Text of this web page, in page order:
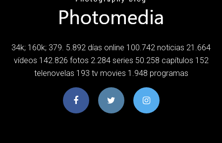
34k; 160k; 379. 5.892 días online 100.742 noticias 21.664
vídeos 142.826 fotos 2.284 series 50.258 capítulos 152
telenovelas 193 tv movies 1.948 programas